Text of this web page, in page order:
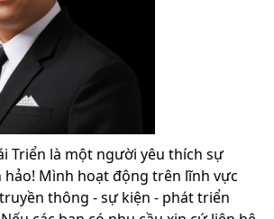
Triển là một người yêu thích sự
hảo! Mình hoạt động trên lĩnh vực
thông - sự kiện - phát triển